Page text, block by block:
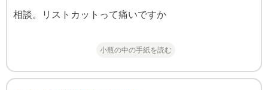
相談。リストカットって痛いですか
小瓶の中の手紙を読む